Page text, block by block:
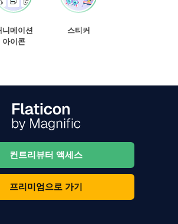
니메이션
아이콘
스티커
컨트리뷰터 액세스
프리미엄으로 가기